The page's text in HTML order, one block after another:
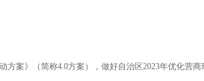
》（简称4.0方案），做好自治区2023年优化营商